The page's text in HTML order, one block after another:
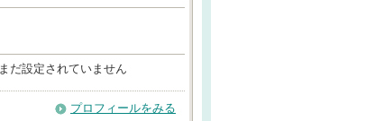
だ設定されていません
プロフィールをみる